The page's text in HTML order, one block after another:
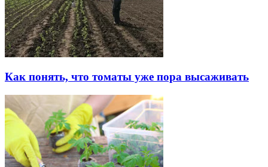
Как понять, что томаты уже пора высаживать